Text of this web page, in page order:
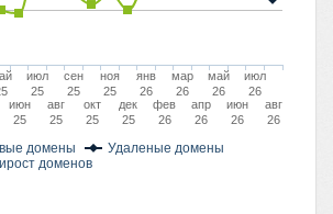
домены
Удаленые домены
доменов
июн
25
июл
25
авг
25
сен
25
окт
25
ноя
25
дек
25
янв
26
фев
26
мар
26
апр
26
май
26
июн
26
июл
26
авг
26